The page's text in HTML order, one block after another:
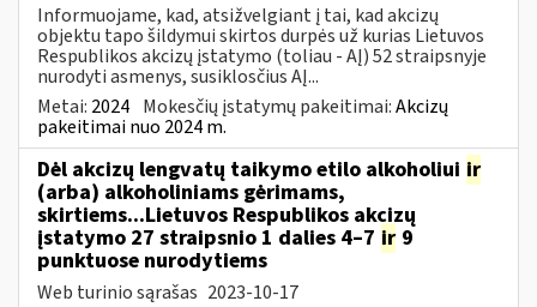
Informuojame, kad, atsižvelgiant į tai, kad akcizų
objektu tapo šildymui skirtos durpės už kurias Lietuvos
Respublikos akcizų įstatymo (toliau - AĮ) 52 straipsnyje
nurodyti asmenys, susiklosčius AĮ...
Metai: 2024 Mokesčių įstatymų pakeitimai:Akcizų
pakeitimai nuo 2024 m.
Dėl akcizų lengvatų taikymo etilo alkoholiui ir
(arba) alkoholiniams gėrimams,
skirtiems...Lietuvos Respublikos akcizų
įstatymo 27 straipsnio 1 dalies 4–7 ir 9
punktuose nurodytiems
Web turinio sąrašas 2023-10-17